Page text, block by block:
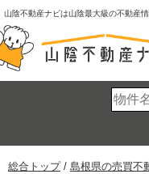
このページの本文へ
山陰不動産ナビは山陰最大級の不動産情
現
総合トップ/ 島根県の売買不